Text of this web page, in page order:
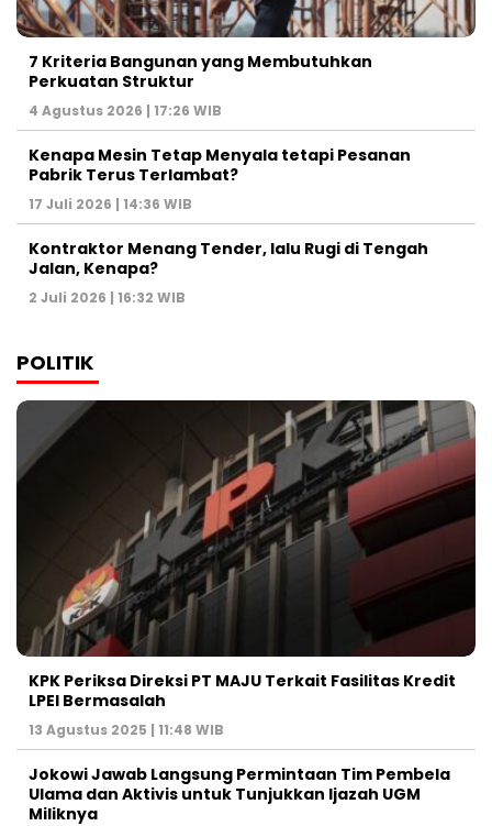
7 Kriteria Bangunan yang Membutuhkan
Perkuatan Struktur
4 Agustus 2026 | 17:26 WIB
Kenapa Mesin Tetap Menyala tetapi Pesanan
Pabrik Terus Terlambat?
17 Juli 2026 | 14:36 WIB
Kontraktor Menang Tender, lalu Rugi di Tengah
Jalan, Kenapa?
2 Juli 2026 | 16:32 WIB
POLITIK
KPK Periksa Direksi PT MAJU Terkait Fasilitas Kredit
LPEI Bermasalah
13 Agustus 2025 | 11:48 WIB
Jokowi Jawab Langsung Permintaan Tim Pembela
Ulama dan Aktivis untuk Tunjukkan Ijazah UGM
Miliknya